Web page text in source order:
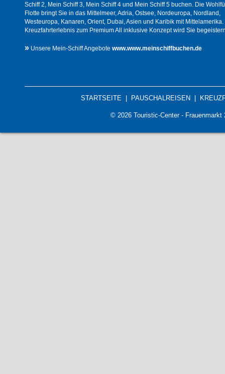
Schiff 2, Mein Schiff 3, Mein Schiff 4 und Mein Schiff 5 buchen. Die
Flotte bringt Sie in das Mittelmeer, Adria, Ostsee, Nordeuropa, Nordland,
Westeuropa, Kanaren, Orient, Dubai, Asien und Karibik mit Mittelamerika.
Kreuzfahrterlebnis zum Premium All inklusive Konzept wird Sie
» Unsere Mein-Schiff Angebote www.www.meinschiffbuchen.de
STARTSEITE| PAUSCHALREISEN
© 2026 Touristic-Center -